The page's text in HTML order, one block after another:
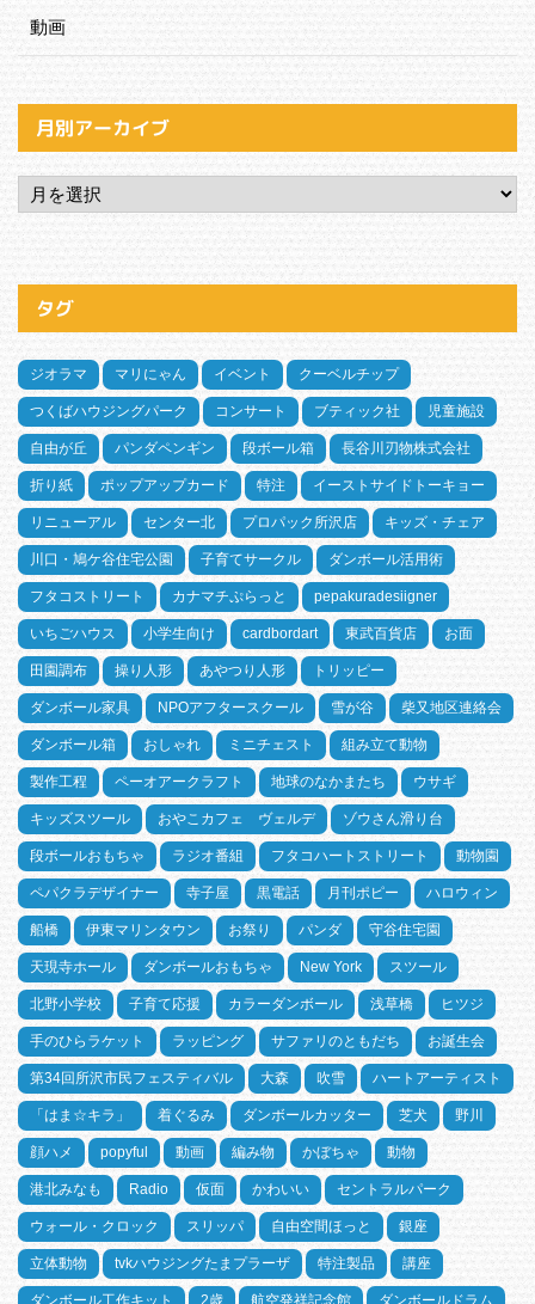
動画
月別アーカイブ
タグ
ジオラマ マリにゃん イベント クーベルチップ
つくばハウジングパーク コンサート ブティック社 児童施設
自由が丘 パンダペンギン 段ボール箱 長谷川刃物株式会社
折り紙 ポップアップカード 特注 イーストサイドトーキョー
リニューアル センター北 プロパック所沢店 キッズ・チェア
川口・鳩ケ谷住宅公園 子育てサークル ダンボール活用術
フタコストリート カナマチぷらっと pepakuradesiigner
いちごハウス 小学生向け cardbordart 東武百貨店 お面
田園調布 操り人形 あやつり人形 トリッピー
ダンボール家具 NPOアフタースクール 雪が谷 柴又地区連絡会
ダンボール箱 おしゃれ ミニチェスト 組み立て動物
製作工程 ペーオアークラフト 地球のなかまたち ウサギ
キッズスツール おやこカフェ ヴェルデ ゾウさん滑り台
段ボールおもちゃ ラジオ番組 フタコハートストリート 動物園
ペパクラデザイナー 寺子屋 黒電話 月刊ポピー ハロウィン
船橋 伊東マリンタウン お祭り パンダ 守谷住宅園
天現寺ホール ダンボールおもちゃ New York スツール
北野小学校 子育て応援 カラーダンボール 浅草橋 ヒツジ
手のひらラケット ラッピング サファリのともだち お誕生会
第34回所沢市民フェスティバル 大森 吹雪 ハートアーティスト
「はま☆キラ」 着ぐるみ ダンボールカッター 芝犬 野川
顔ハメ popyful 動画 編み物 かぼちゃ 動物
港北みなも Radio 仮面 かわいい セントラルパーク
ウォール・クロック スリッパ 自由空間ほっと 銀座
立体動物 tvkハウジングたまプラーザ 特注製品 講座
ダンボール工作キット 2歳 航空発祥記念館 ダンボールドラム